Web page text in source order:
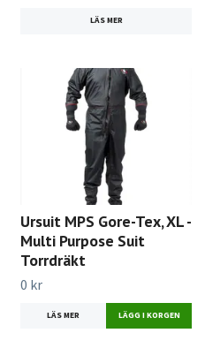
LÄS MER
Ursuit MPS Gore-Tex, XL -
Multi Purpose Suit
Torrdräkt
0 kr
LÄS MER LÄGG I KORGEN